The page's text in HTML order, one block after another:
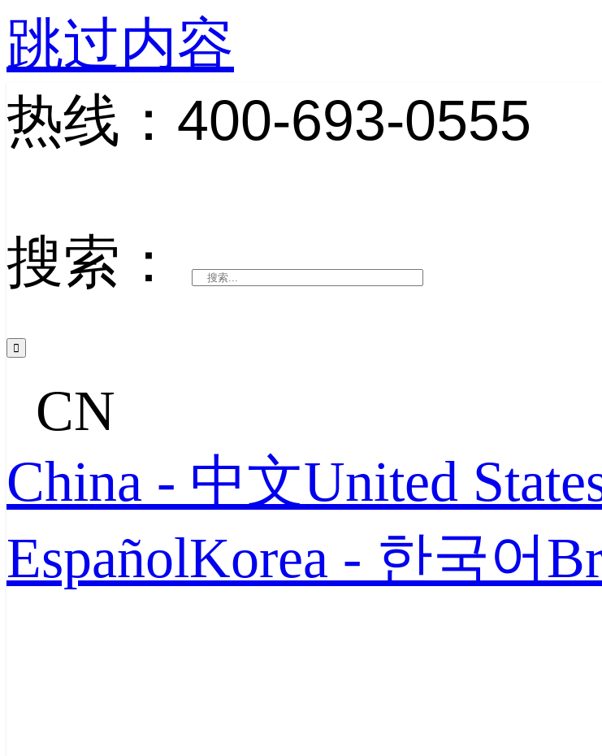
跳过内容
热线：400-693-0555
搜索：
CN
China - 中文United
EspañolKorea - 한국어